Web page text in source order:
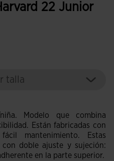
22 Junior
talla
Modelo que combina
Están fabricadas con
mantenimiento. Estas
con doble ajuste y sujeción:
en la parte superior.